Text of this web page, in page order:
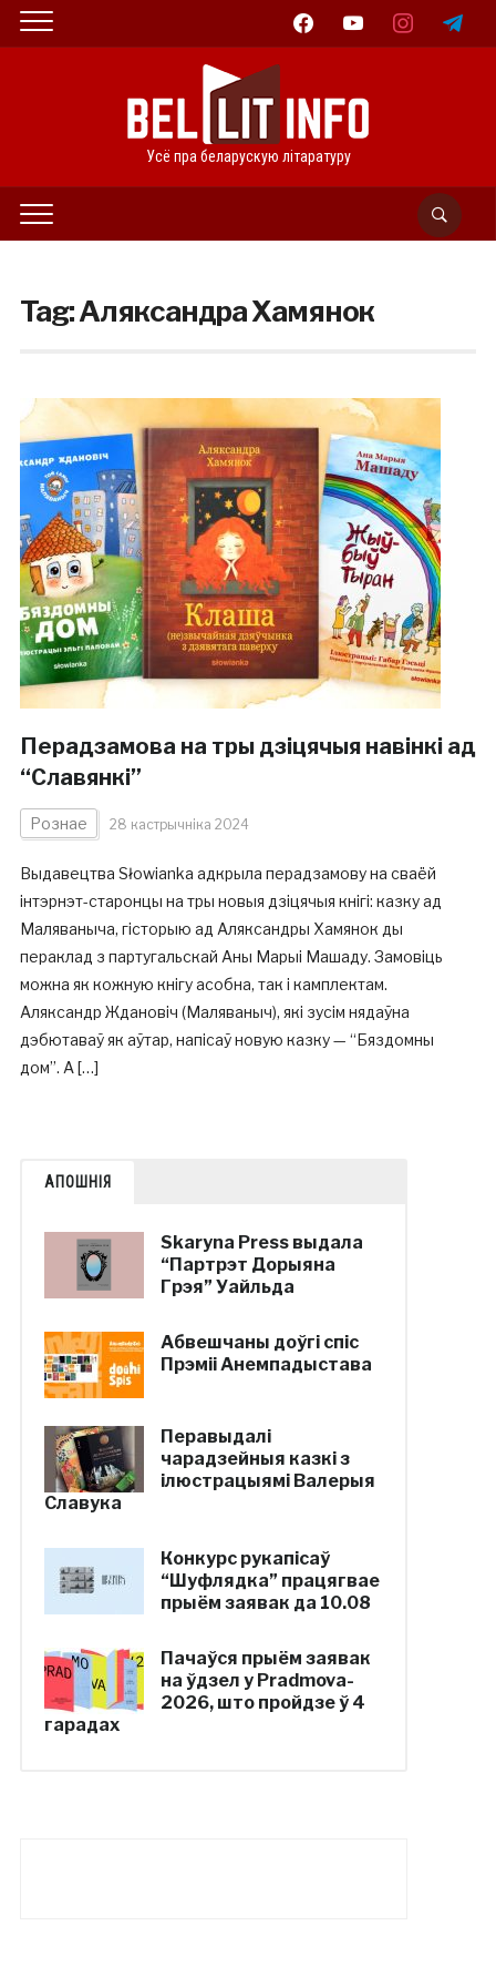
facebookyoutube instagramtelegram
Усё пра беларускую літаратуру
Tag:Аляксандра Хамянок
Перадзамова на тры дзіцячыя навінкі ад
“Славянкі”
Рознае 28 кастрычніка 2024
Выдавецтва Słowianka адкрыла перадзамову на сваёй
інтэрнэт-старонцы на тры новыя дзіцячыя кнігі: казку ад
Маляваныча, гісторыю ад Аляксандры Хамянок ды
пераклад з партугальскай Аны Марыі Машаду. Замовіць
можна як кожную кнігу асобна, так і камплектам.
Аляксандр Ждановіч (Маляваныч), які зусім нядаўна
дэбютаваў як аўтар, напісаў новую казку — “Бяздомны
дом”. А […]
АПОШНІЯ
Skaryna Press выдала
“Партрэт Дорыяна
Грэя” Уайльда
Абвешчаны доўгі спіс
Прэміі Анемпадыстава
Перавыдалі
чарадзейныя казкі з
ілюстрацыямі Валерыя
Славука
Конкурс рукапісаў
“Шуфлядка” працягвае
прыём заявак да 10.08
Пачаўся прыём заявак
на ўдзел у Pradmova-
2026, што пройдзе ў 4
гарадах